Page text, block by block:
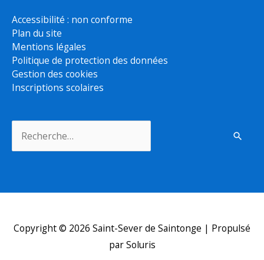
Accessibilité : non conforme
Plan du site
Mentions légales
Politique de protection des données
Gestion des cookies
Inscriptions scolaires
Copyright © 2026 Saint-Sever de Saintonge | Propulsé
par Soluris